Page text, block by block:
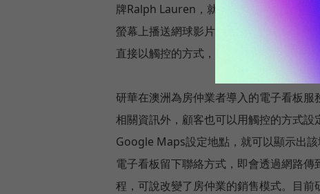
牌Ralph Lauren，就在紐約的直營店櫥
螢幕上播送網球影片、網球相關常識，以
直接以觸控的方式，透過電子看板選購產
研華在澳洲為房仲業者導入的電子看板
相關資訊外，顧客也可以用觸控的方式
Google Maps設定地點，就可以顯示出
電子看板留下聯絡方式，即會透過網路
程，可說改變了房仲業的銷售模式。目